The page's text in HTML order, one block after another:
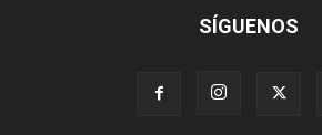
SÍGUENOS